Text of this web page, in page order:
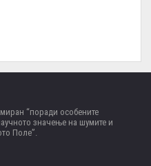
“поради особените
значење на шумите и
Поле”.